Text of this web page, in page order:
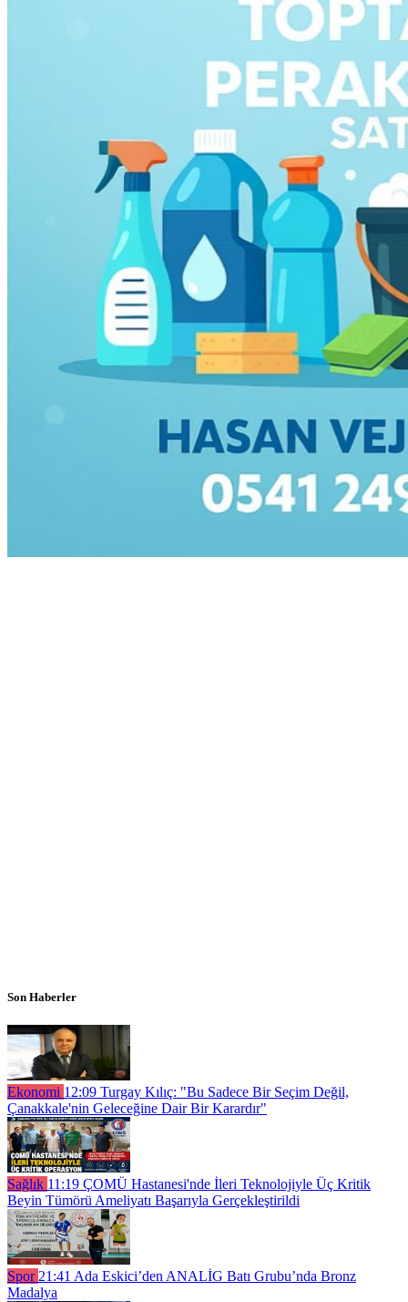
Son Haberler
Ekonomi 12:09 Turgay Kılıç: "Bu Sadece Bir Seçim Değil,
Çanakkale'nin Geleceğine Dair Bir Karardır"
Sağlık 11:19 ÇOMÜ Hastanesi'nde İleri Teknolojiyle Üç Kritik
Beyin Tümörü Ameliyatı Başarıyla Gerçekleştirildi
Spor 21:41 Ada Eskici’den ANALİG Batı Grubu’nda Bronz
Madalya